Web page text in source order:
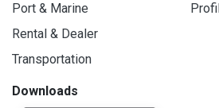
Port & Marine
Rental & Dealer
Transportation
Downloads